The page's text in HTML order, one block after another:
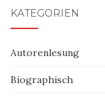
KATEGORIEN
Autorenlesung
Biographisch